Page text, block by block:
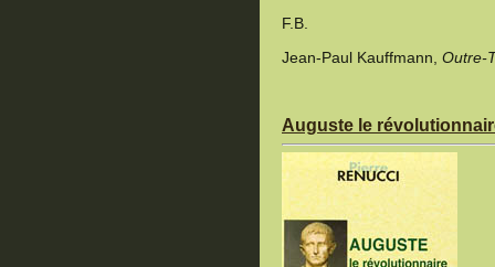
F.B.
Jean-Paul Kauffmann, Outre-
Auguste le